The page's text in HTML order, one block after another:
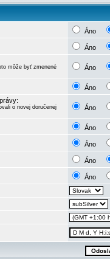
Áno
Áno
môže byť zmenené
Áno
Áno
o novej doručenej
Áno
Áno
Áno
Áno
Áno